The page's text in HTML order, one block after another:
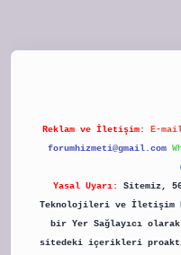
Reklam ve İletişim: E-
forumhizmeti@gmail.com
Yasal Uyarı:
Sitemiz,
Teknolojileri ve İletişim
bir Yer Sağlayıcı
sitedeki içerikleri proaktif